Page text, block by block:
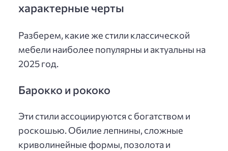
характерные черты
Разберем, какие же стили классической
мебели наиболее популярны и актуальны на
2025 год.
Барокко и рококо
Эти стили ассоциируются с богатством и
роскошью. Обилие лепнины, сложные
криволинейные формы, позолота и